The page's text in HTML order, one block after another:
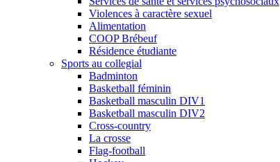
Violences à caractère sexuel
Alimentation
COOP Brébeuf
Résidence étudiante
Sports au collegial
Badminton
Basketball féminin
Basketball masculin DIV1
Basketball masculin DIV2
Cross-country
La crosse
Flag-football